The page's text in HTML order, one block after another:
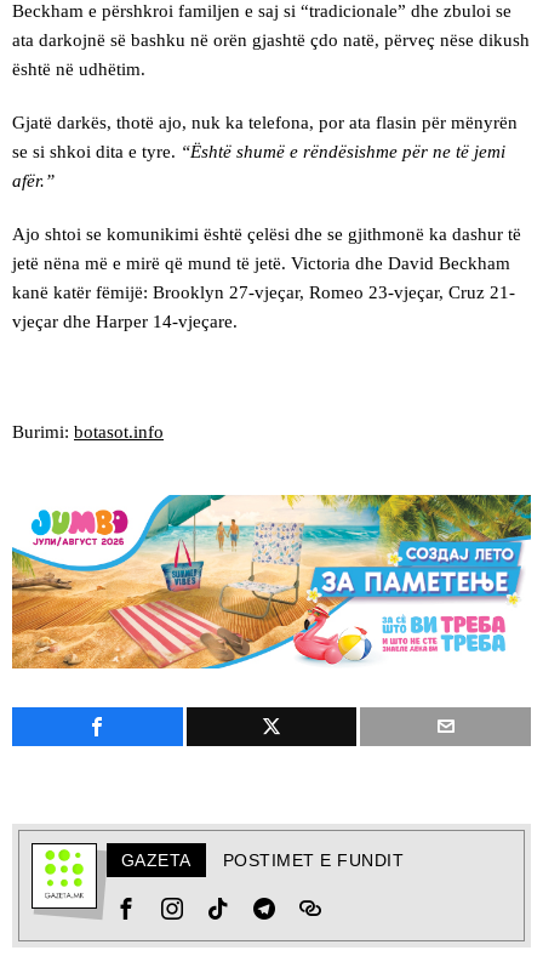
Beckham e përshkroi familjen e saj si “tradicionale” dhe zbuloi se
ata darkojnë së bashku në orën gjashtë çdo natë, përveç nëse dikush
është në udhëtim.
Gjatë darkës, thotë ajo, nuk ka telefona, por ata flasin për mënyrën
se si shkoi dita e tyre. “Është shumë e rëndësishme për ne të jemi
afër.”
Ajo shtoi se komunikimi është çelësi dhe se gjithmonë ka dashur të
jetë nëna më e mirë që mund të jetë. Victoria dhe David Beckham
kanë katër fëmijë: Brooklyn 27-vjeçar, Romeo 23-vjeçar, Cruz 21-
vjeçar dhe Harper 14-vjeçare.
Burimi: botasot.info
GAZETA POSTIMET E FUNDIT